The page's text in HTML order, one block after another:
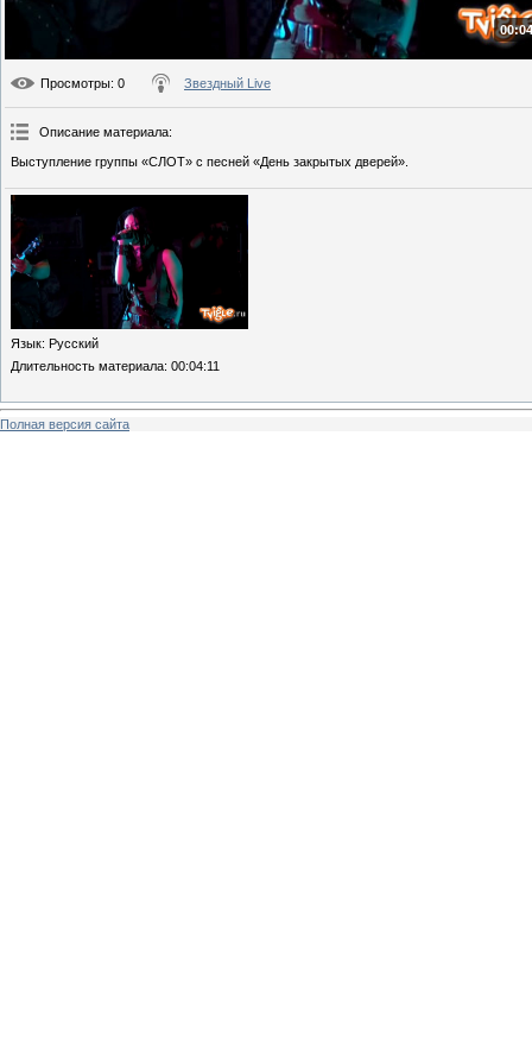
Просмотры: 0 Звездный Live
Описание материала:
Выступление группы «СЛОТ» с песней «День закрытых дверей».
Язык: Русский
Длительность материала: 00:04:11
Полная версия сайта